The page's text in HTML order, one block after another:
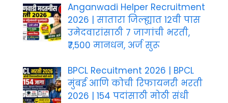
Anganwadi Helper Recruitment
2026 | सातारा जिल्ह्यात 12वी पास
उमेदवारांसाठी 7 जागांची भरती,
₹7,500 मानधन, अर्ज सुरू
BPCL Recuitment 2026 | BPCL
मुंबई आणि कोची रिफायनरी भरती
2026 | 154 पदांसाठी मोठी संधी